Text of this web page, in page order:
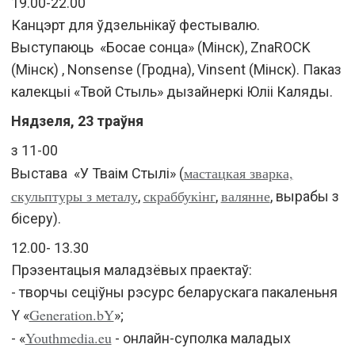
Канцэрт для ўдзельнікаў фестывалю.
Выступаюць «Босае сонца» (Мінск), ZnaROCK
(Мінск) , Nonsense (Гродна), Vinsent (Мінск). Паказ
калекцыі «Твой Стыль» дызайнеркі Юліі Каляды.
Нядзеля, 23 траўня
з 11-00
Выстава «У Тваім Стылі» (мастацкая зварка,
скульптуры з металу,скраббукінг,валянне, вырабы з
бісеру).
12.00- 13.30
Прэзентацыя маладзёвых праектаў:
- творчы сеціўны рэсурс беларускага пакаленьня
Y «Generation.bY»;
- «Youthmedia.eu - онлайн-суполка маладых